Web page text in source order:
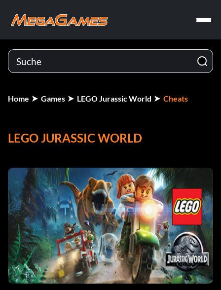
Home Games LEGO Jurassic World Cheats
LEGO JURASSIC WORLD